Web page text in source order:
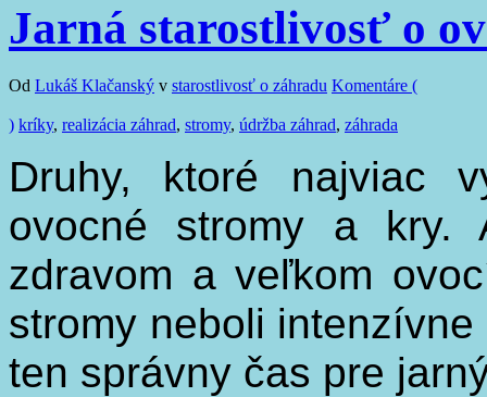
Jarná starostlivosť o
Od Lukáš Klačanský v starostlivosť o záhradu Komentáre (
) kríky, realizácia záhrad, stromy, údržba záhrad, záhrada
Druhy, ktoré najviac
ovocné stromy a kry.
zdravom a veľkom
stromy neboli
ten správny čas pre